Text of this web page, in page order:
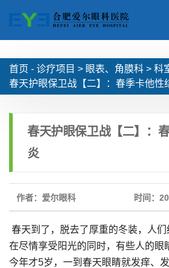
首页 - 诊疗项目 > 眼表、角膜科 > 科
春天护眼保卫战【二】：春季卡他性
春天护眼保卫战【二】：
炎
作者：爱尔眼科 时间：
春天到了，脱去了厚重的冬装，人们
在尽情享受阳光的同时，有些人的眼
今年才5岁，一到春天眼睛就发痒、